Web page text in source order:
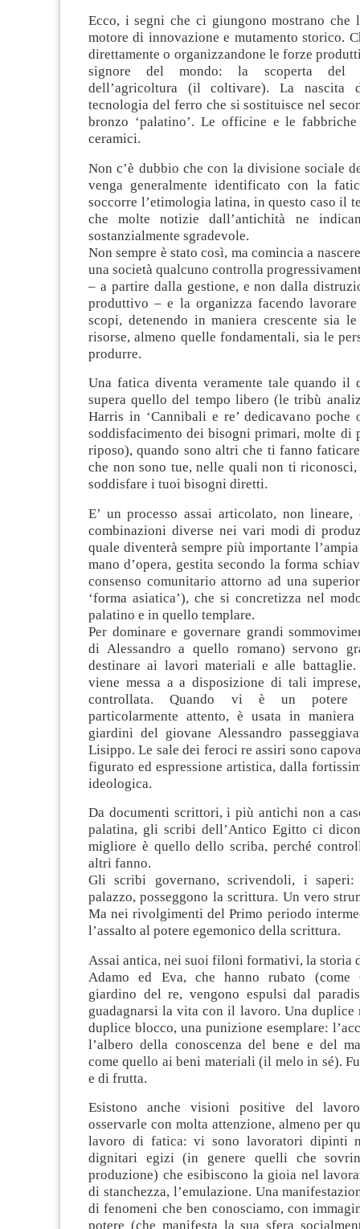
Ecco, i segni che ci giungono mostrano che
motore di innovazione e mutamento storico.
direttamente o organizzandone le forze
signore del mondo: la scoperta del
dell’agricoltura (il coltivare). La nascita
tecnologia del ferro che si sostituisce nel
bronzo ‘palatino’. Le officine e le
ceramici.
Non c’è dubbio che con la divisione sociale
venga generalmente identificato con la
soccorre l’etimologia latina, in questo caso il
che molte notizie dall’antichità ne
sostanzialmente sgradevole.
Non sempre è stato così, ma comincia a
una società qualcuno controlla
– a partire dalla gestione, e non dalla
produttivo – e la organizza facendo
scopi, detenendo in maniera crescente sia
risorse, almeno quelle fondamentali, sia le
produrre.
Una fatica diventa veramente tale quando il
supera quello del tempo libero (le tribù
Harris in ‘Cannibali e re’ dedicavano
soddisfacimento dei bisogni primari, molte di
riposo), quando sono altri che ti fanno
che non sono tue, nelle quali non ti riconosci,
soddisfare i tuoi bisogni diretti.
E’ un processo assai articolato, non
combinazioni diverse nei vari modi di
quale diventerà sempre più importante
mano d’opera, gestita secondo la forma
consenso comunitario attorno ad una
‘forma asiatica’), che si concretizza nel
palatino e in quello templare.
Per dominare e governare grandi
di Alessandro a quello romano) servono
destinare ai lavori materiali e alle battaglie.
viene messa a a disposizione di tali
controllata. Quando vi è un potere
particolarmente attento, è usata in maniera
giardini del giovane Alessandro
Lisippo. Le sale dei feroci re assiri sono
figurato ed espressione artistica, dalla
ideologica.
Da documenti scrittori, i più antichi non a
palatina, gli scribi dell’Antico Egitto ci
migliore è quello dello scriba, perché
altri fanno.
Gli scribi governano, scrivendoli, i saperi:
palazzo, posseggono la scrittura. Un vero
Ma nei rivolgimenti del Primo periodo
l’assalto al potere egemonico della scrittura.
Assai antica, nei suoi filoni formativi, la storia
Adamo ed Eva, che hanno rubato
giardino del re, vengono espulsi dal
guadagnarsi la vita con il lavoro. Una duplice
duplice blocco, una punizione esemplare:
l’albero della conoscenza del bene e del
come quello ai beni materiali (il melo in sé).
e di frutta.
Esistono anche visioni positive del
osservarle con molta attenzione, almeno per
lavoro di fatica: vi sono lavoratori dipinti
dignitari egizi (in genere quelli che
produzione) che esibiscono la gioia nel
di stanchezza, l’emulazione. Una
di fenomeni che ben conosciamo, con
potere (che manifesta la sua sfera